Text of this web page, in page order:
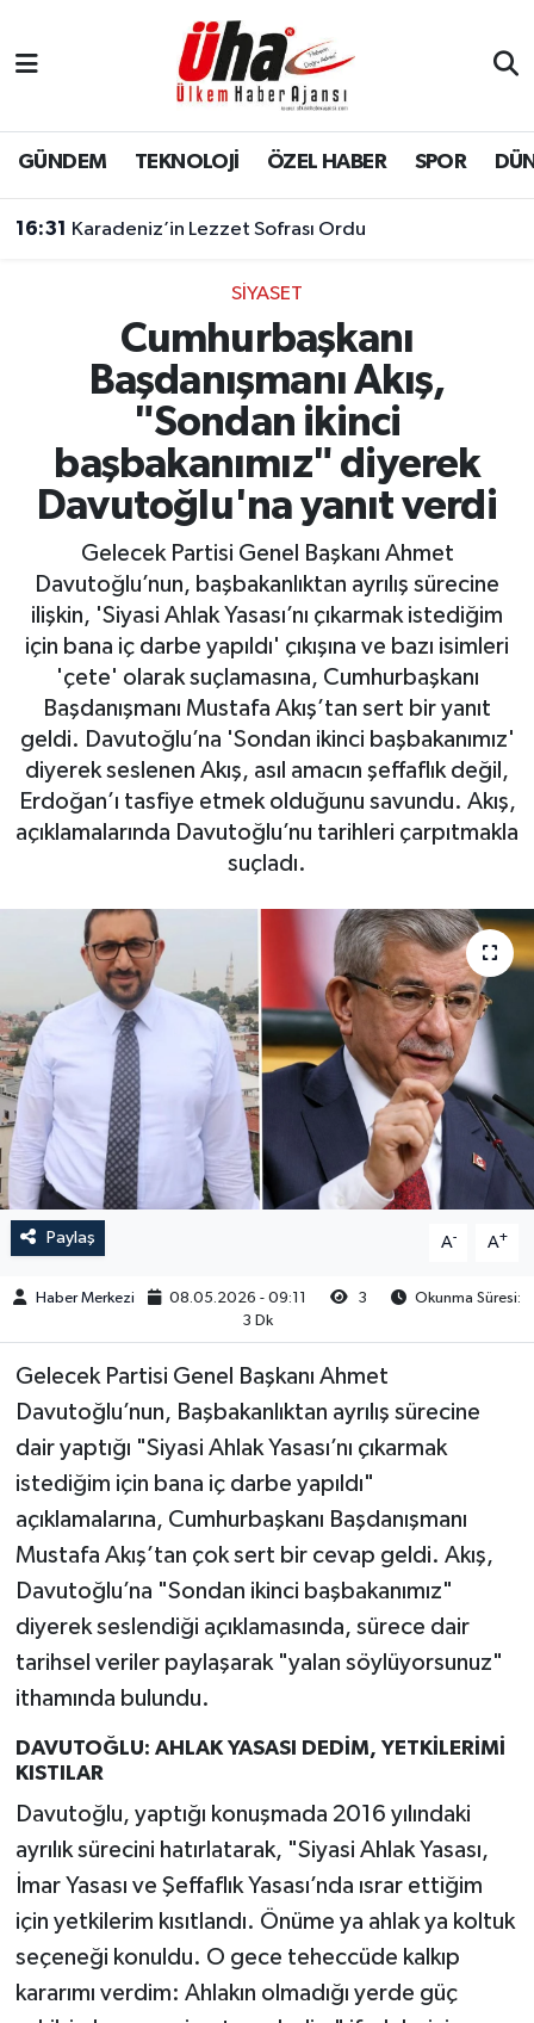
GÜNDEM TEKNOLOJİ ÖZEL HABER SPOR
16:31 Karadeniz’in Lezzet Sofrası Ordu
SİYASET
Cumhurbaşkanı
Başdanışmanı Akış,
"Sondan ikinci
başbakanımız" diyerek
Davutoğlu'na yanıt verdi
Gelecek Partisi Genel Başkanı Ahmet
Davutoğlu’nun, başbakanlıktan ayrılış sürecine
ilişkin, 'Siyasi Ahlak Yasası’nı çıkarmak istediğim
için bana iç darbe yapıldı' çıkışına ve bazı isimleri
'çete' olarak suçlamasına, Cumhurbaşkanı
Başdanışmanı Mustafa Akış’tan sert bir yanıt
geldi. Davutoğlu’na 'Sondan ikinci başbakanımız'
diyerek seslenen Akış, asıl amacın şeffaflık değil,
Erdoğan’ı tasfiye etmek olduğunu savundu. Akış,
açıklamalarında Davutoğlu’nu tarihleri çarpıtmakla
suçladı.
Paylaş A- A+
Haber Merkezi 08.05.2026 - 09:11 3
Okunma Süresi:
3 Dk
Gelecek Partisi Genel Başkanı Ahmet
Davutoğlu’nun, Başbakanlıktan ayrılış sürecine
dair yaptığı "Siyasi Ahlak Yasası’nı çıkarmak
istediğim için bana iç darbe yapıldı"
açıklamalarına, Cumhurbaşkanı Başdanışmanı
Mustafa Akış’tan çok sert bir cevap geldi. Akış,
Davutoğlu’na "Sondan ikinci başbakanımız"
diyerek seslendiği açıklamasında, sürece dair
tarihsel veriler paylaşarak "yalan söylüyorsunuz"
ithamında bulundu.
DAVUTOĞLU: AHLAK YASASI DEDİM, YETKİLERİMİ
KISTILAR
Davutoğlu, yaptığı konuşmada 2016 yılındaki
ayrılık sürecini hatırlatarak, "Siyasi Ahlak Yasası,
İmar Yasası ve Şeffaflık Yasası’nda ısrar ettiğim
için yetkilerim kısıtlandı. Önüme ya ahlak ya koltuk
seçeneği konuldu. O gece teheccüde kalkıp
kararımı verdim: Ahlakın olmadığı yerde güç
İstanbul Nöbetçi Eczaneler
İstanbul Hava Durumu
Süper Lig Puan Durumu ve Fikstür
Tüm Manşetler
Son Dakika Haberleri
Haber Arşivi